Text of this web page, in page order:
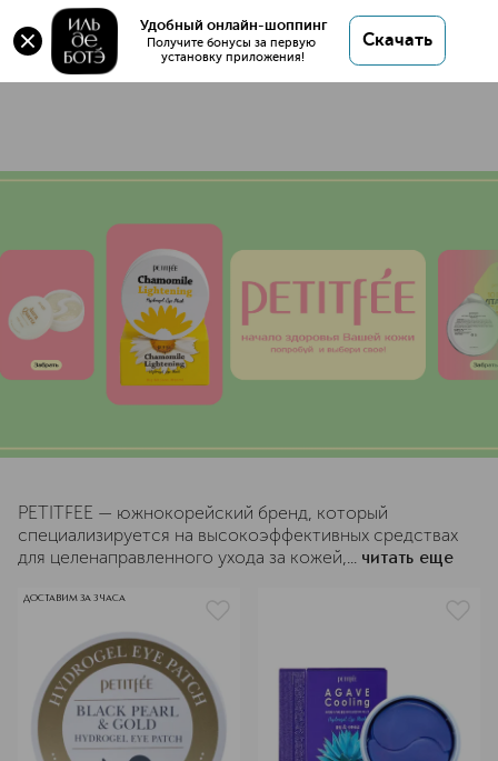
Удобный онлайн-шоппинг
Получите бонусы за первую
установку приложения!
Скачать
3 товара
PETITFEE
PETITFEE — южнокорейский бренд, который
специализируется на высокоэффективных средствах
для целенаправленного ухода за кожей,... читать еще
ДОСТАВИМ ЗА 3 ЧАСА